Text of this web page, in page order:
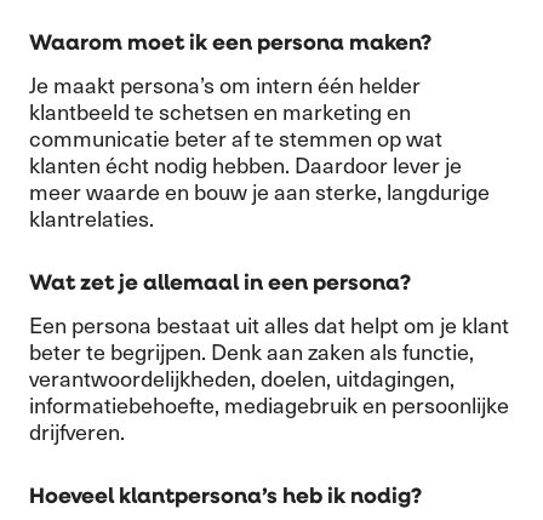
Waarom moet ik een persona maken?
Je maakt persona’s om intern één helder
klantbeeld te schetsen en marketing en
communicatie beter af te stemmen op wat
klanten écht nodig hebben. Daardoor lever je
meer waarde en bouw je aan sterke, langdurige
klantrelaties.
Wat zet je allemaal in een persona?
Een persona bestaat uit alles dat helpt om je klant
beter te begrijpen. Denk aan zaken als functie,
verantwoordelijkheden, doelen, uitdagingen,
informatiebehoefte, mediagebruik en persoonlijke
drijfveren.
Hoeveel klantpersona’s heb ik nodig?